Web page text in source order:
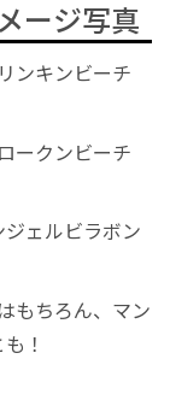
ージ写真
ンキンビーチ
ークンビーチ
ェルビラボン
もちろん、マン
！